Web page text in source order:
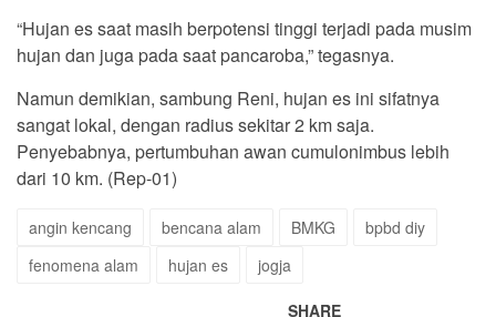
“Hujan es saat masih berpotensi tinggi terjadi pada musim
hujan dan juga pada saat pancaroba,” tegasnya.
Namun demikian, sambung Reni, hujan es ini sifatnya
sangat lokal, dengan radius sekitar 2 km saja.
Penyebabnya, pertumbuhan awan cumulonimbus lebih
dari 10 km. (Rep-01)
angin kencang bencana alam BMKG
bpbd diy
fenomena alam
hujan es jogja
SHARE